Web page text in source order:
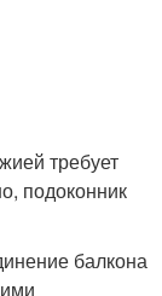
требует
подоконник
балкона